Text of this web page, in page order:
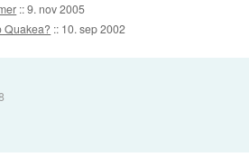
::9. nov 2005
Quakea? :: 10. sep 2002